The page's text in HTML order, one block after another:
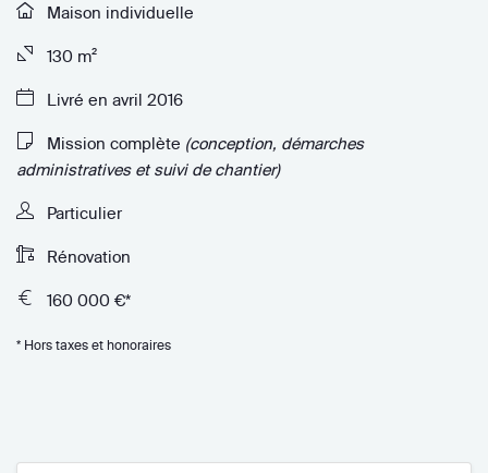
Maison individuelle
130 m²
Livré en avril 2016
Mission complète (conception, démarches
administratives et suivi de chantier)
Particulier
Rénovation
160 000 €*
* Hors taxes et honoraires